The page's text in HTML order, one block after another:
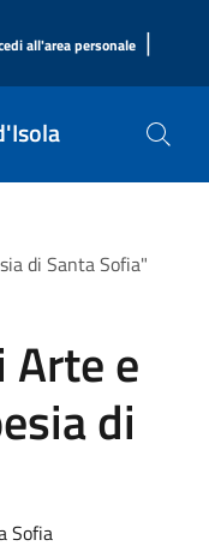
all'area personale |
di Santa Sofia"
Arte e
di
Sofia